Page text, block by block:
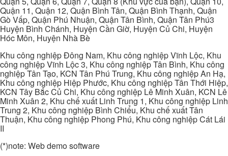
Quận 11, Quận 12, Quận Bình Tân, Quận Bình Thạnh, Quận
Gò Vấp, Quận Phú Nhuận, Quận Tân Bình, Quận Tân Phú3
Huyện Bình Chánh, Huyện Cần Giờ, Huyện Củ Chi, Huyện
Hóc Môn, Huyện Nhà Bè
Khu công nghiệp Đông Nam, Khu công nghiệp Vĩnh Lộc, Khu
công nghiệp Vĩnh Lộc 3, Khu công nghiệp Tân Bình, Khu công
nghiệp Tân Tạo, KCN Tân Phú Trung, Khu công nghiệp An Hạ,
Khu công nghiệp Hiệp Phước, Khu công nghiệp Tân Thới Hiệp,
KCN Tây Bắc Củ Chi, Khu công nghiệp Lê Minh Xuân, KCN Lê
Minh Xuân 2, Khu chế xuất Linh Trung 1, Khu công nghiệp Linh
Trung 2, Khu công nghiệp Bình Chiểu, Khu chế xuất Tân
Thuận, Khu công nghiệp Phong Phú, Khu công nghiệp Cát Lái
II
(*)note: Web demo software